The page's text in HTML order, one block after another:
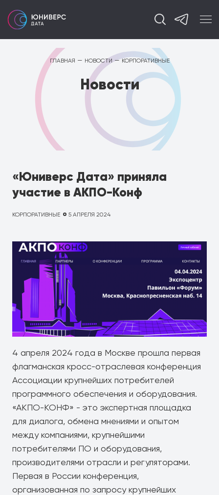
ГЛАВНАЯ — НОВОСТИ — КОРПОРАТИВНЫЕ
Новости
«Юниверс Дата» приняла
участие в АКПО-Конф
КОРПОРАТИВНЫЕ 5 АПРЕЛЯ 2024
4 апреля 2024 года в Москве прошла первая
флагманская кросс-отраслевая конференция
Ассоциации крупнейших потребителей
программного обеспечения и оборудования.
«АКПО-КОНФ» - это экспертная площадка
для диалога, обмена мнениями и опытом
между компаниями, крупнейшими
потребителями ПО и оборудования,
производителями отрасли и регуляторами.
Первая в России конференция,
организованная по запросу крупнейших